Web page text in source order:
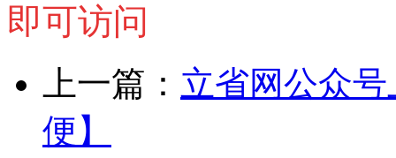
即可访问
上一篇： 立省网公众
便】